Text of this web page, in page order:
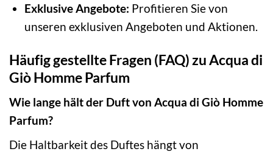
Exklusive Angebote: Profitieren Sie von
unseren exklusiven Angeboten und Aktionen.
Häufig gestellte Fragen (FAQ) zu Acqua di
Giò Homme Parfum
Wie lange hält der Duft von Acqua di Giò Homme
Parfum?
Die Haltbarkeit des Duftes hängt von